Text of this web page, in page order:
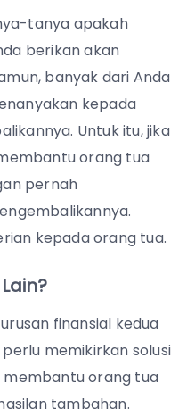
tanya apakah
berikan akan
banyak dari Anda
kepada
Untuk itu, jika
orang tua
pernah
kepada orang tua.
finansial kedua
memikirkan solusi
membantu orang tua
tambahan.